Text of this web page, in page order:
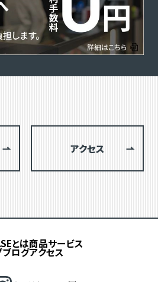
アクセス
とは商品サービス
ブログアクセス